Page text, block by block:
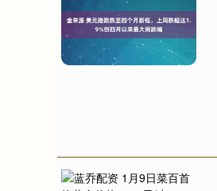
0.57% 深证成指